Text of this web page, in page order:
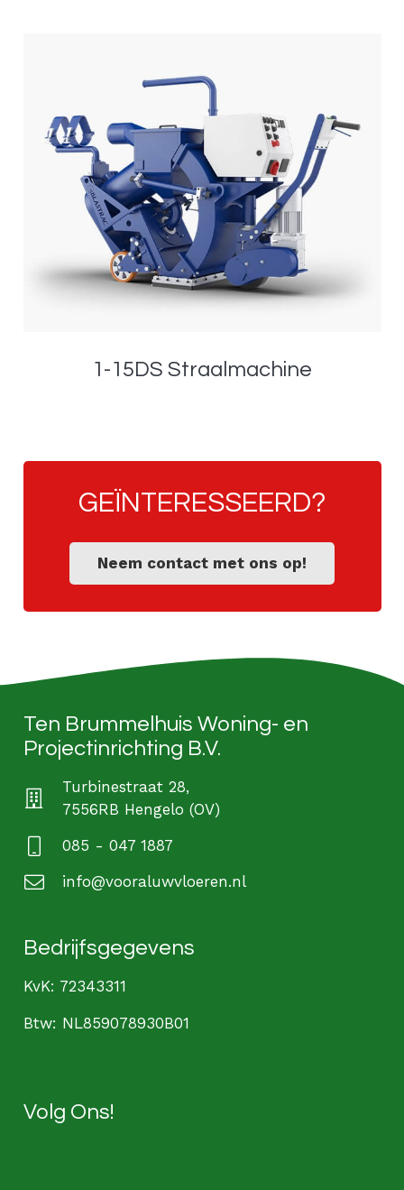
1-15DS Straalmachine
GEÏNTERESSEERD?
Neem contact met ons op!
Ten Brummelhuis Woning- en
Projectinrichting B.V.
Turbinestraat 28,
7556RB Hengelo (OV)
085 - 047 1887
info@vooraluwvloeren.nl
Bedrijfsgegevens
KvK: 72343311
Btw: NL859078930B01
Volg Ons!